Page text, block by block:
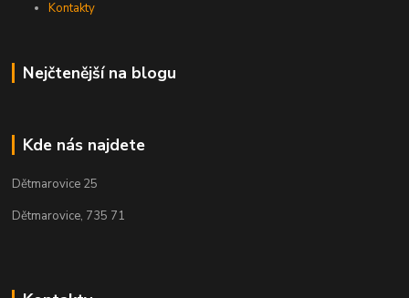
Kontakty
Nejčtenější na blogu
Kde nás najdete
Dětmarovice 25
Dětmarovice, 735 71